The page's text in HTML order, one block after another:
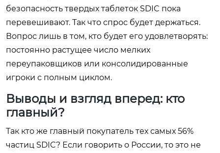
безопасность твердых таблеток SDIC пока
перевешивают. Так что спрос будет держаться.
Вопрос лишь в том, кто будет его удовлетворять:
постоянно растущее число мелких
переупаковщиков или консолидированные
игроки с полным циклом.
Выводы и взгляд вперед: кто
главный?
Так кто же главный покупатель тех самых 56%
частиц SDIC? Если говорить о России, то это не